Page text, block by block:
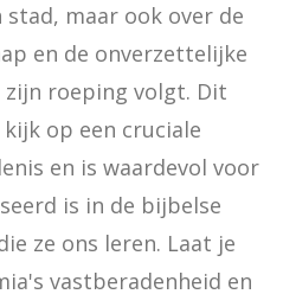
maar ook over de
en de onverzettelijke
zijn roeping volgt. Dit
op een cruciale
en is waardevol voor
is in de bijbelse
ze ons leren. Laat je
vastberadenheid en